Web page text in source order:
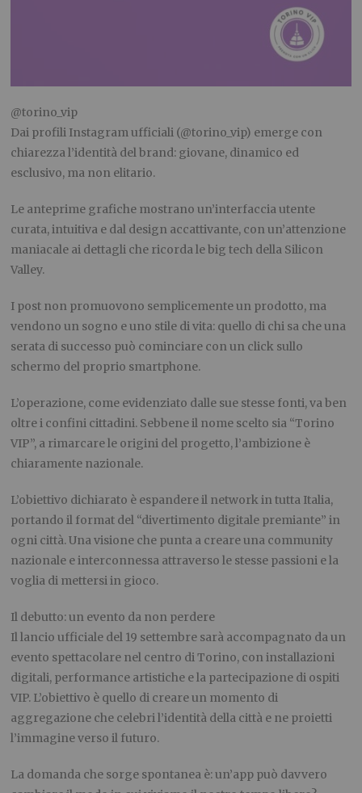
@torino_vip
Dai profili Instagram ufficiali (@torino_vip) emerge con
chiarezza l’identità del brand: giovane, dinamico ed
esclusivo, ma non elitario.
Le anteprime grafiche mostrano un’interfaccia utente
curata, intuitiva e dal design accattivante, con un’attenzione
maniacale ai dettagli che ricorda le big tech della Silicon
Valley.
I post non promuovono semplicemente un prodotto, ma
vendono un sogno e uno stile di vita: quello di chi sa che una
serata di successo può cominciare con un click sullo
schermo del proprio smartphone.
L’operazione, come evidenziato dalle sue stesse fonti, va ben
oltre i confini cittadini. Sebbene il nome scelto sia “Torino
VIP”, a rimarcare le origini del progetto, l’ambizione è
chiaramente nazionale.
L’obiettivo dichiarato è espandere il network in tutta Italia,
portando il format del “divertimento digitale premiante” in
ogni città. Una visione che punta a creare una community
nazionale e interconnessa attraverso le stesse passioni e la
voglia di mettersi in gioco.
Il debutto: un evento da non perdere
Il lancio ufficiale del 19 settembre sarà accompagnato da un
evento spettacolare nel centro di Torino, con installazioni
digitali, performance artistiche e la partecipazione di ospiti
VIP. L’obiettivo è quello di creare un momento di
aggregazione che celebri l’identità della città e ne proietti
l’immagine verso il futuro.
La domanda che sorge spontanea è: un’app può davvero